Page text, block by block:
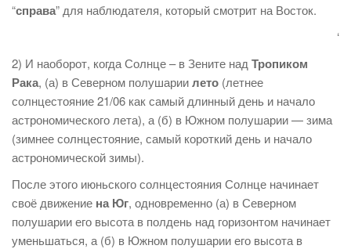
“справа” для наблюдателя, который смотрит на Восток.
‘
2) И наоборот, когда Солнце – в Зените над Тропиком
Рака, (а) в Северном полушариилето (летнее
солнцестояние 21/06 как самый длинный день и начало
астрономического лета), а (б) в Южном полушарии — зима
(зимнее солнцестояние, самый короткий день и начало
астрономической зимы).
После этого июньского солнцестояния Солнце начинает
своё движение на Юг, одновременно (а) в Северном
полушарии его высота в полдень над горизонтом начинает
уменьшаться, а (б) в Южном полушарии его высота в